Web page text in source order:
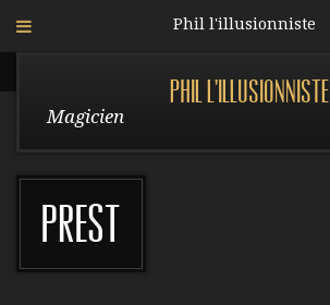
Phil l'illusionniste
Phil l'illusionniste
Magicien
prest